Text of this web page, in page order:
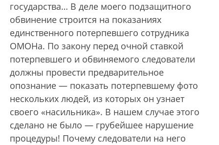
государства… В деле моего подзащитного
обвинение строится на показаниях
единственного потерпевшего сотрудника
ОМОНа. По закону перед очной ставкой
потерпевшего и обвиняемого следователи
должны провести предварительное
опознание — показать потерпевшему фото
нескольких людей, из которых он узнает
своего «насильника». В нашем случае этого
сделано не было — грубейшее нарушение
процедуры! Почему следователи на него